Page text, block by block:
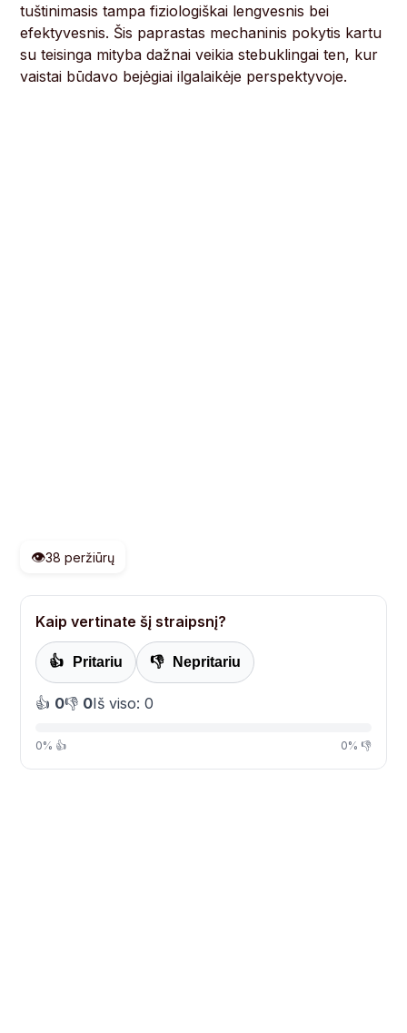
tuštinimasis tampa fiziologiškai lengvesnis bei
efektyvesnis. Šis paprastas mechaninis pokytis kartu
su teisinga mityba dažnai veikia stebuklingai ten, kur
vaistai būdavo bejėgiai ilgalaikėje perspektyvoje.
👁️38 peržiūrų
Kaip vertinate šį straipsnį?
👍 Pritariu 👎 Nepritariu
👍 0👎 0Iš viso: 0
0% 👍 0% 👎